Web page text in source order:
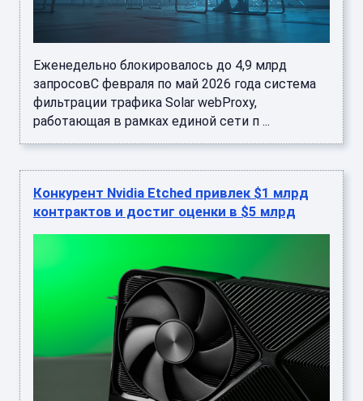
Еженедельно блокировалось до 4,9 млрд
запросовС февраля по май 2026 года система
фильтрации трафика Solar webProxy,
работающая в рамках единой сети п ...
Конкурент Nvidia Etched привлек $1 млрд
контрактов и достиг оценки в $5 млрд